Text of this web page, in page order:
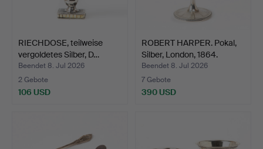
RIECHDOSE, teilweise
vergoldetes Silber, D…
Beendet 8. Jul 2026
2 Gebote
106 USD
ROBERT HARPER. Pokal,
Silber, London, 1864.
Beendet 8. Jul 2026
7 Gebote
390 USD